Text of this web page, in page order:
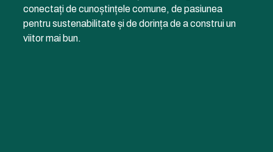
conectați de cunoștințele comune, de pasiunea
pentru sustenabilitate și de dorința de a construi un
viitor mai bun.